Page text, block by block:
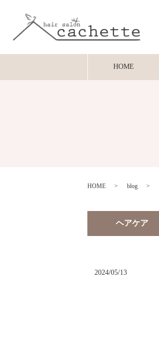
HOME
HOME blog
ヘアケア
2024/05/13